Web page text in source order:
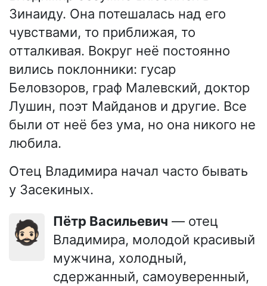
Зинаиду. Она потешалась над его
чувствами, то приближая, то
отталкивая. Вокруг неё постоянно
вились поклонники: гусар
Беловзоров, граф Малевский, доктор
Лушин, поэт Майданов и другие. Все
были от неё без ума, но она никого не
любила.
Отец Владимира начал часто бывать
у Засекиных.
🧔🏻 Пётр Васильевич — отец
Владимира, молодой красивый
мужчина, холодный,
сдержанный, самоуверенный,